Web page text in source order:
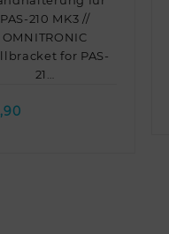
for PAS-
Quick view